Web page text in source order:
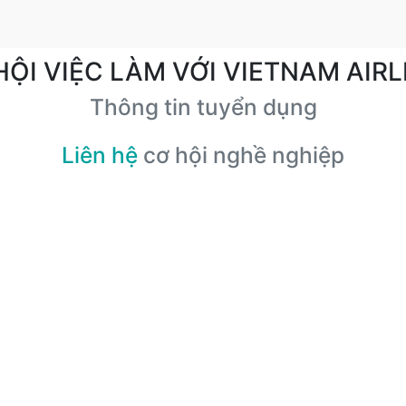
VIỆC LÀM VỚI VIETNAM
Thông tin tuyển dụng
Liên hệ cơ hội nghề nghiệp